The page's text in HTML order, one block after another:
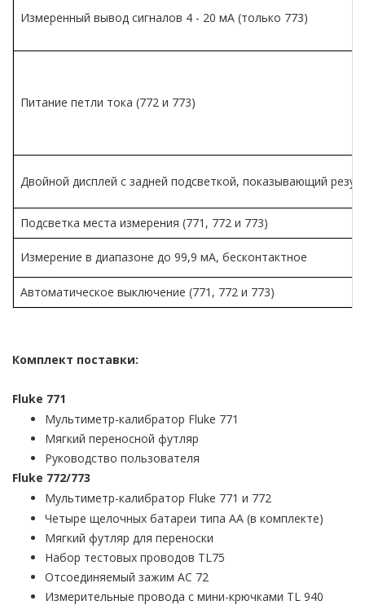
Измеренный вывод сигналов 4 - 20 мА (только 773)
Питание петли тока (772 и 773)
Двойной дисплей с задней подсветкой, показывающий
Подсветка места измерения (771, 772 и 773)
Измерение в диапазоне до 99,9 мА, бесконтактное
Автоматическое выключение (771, 772 и 773)
Комплект поставки:
Fluke 771
Мультиметр-калибратор Fluke 771
Мягкий переносной футляр
Руководство пользователя
Fluke 772/773
Мультиметр-калибратор Fluke 771 и 772
Четыре щелочных батареи типа AA (в комплекте)
Мягкий футляр для переноски
Набор тестовых проводов TL75
Отсоединяемый зажим AC 72
Измерительные провода с мини-крючками TL 940